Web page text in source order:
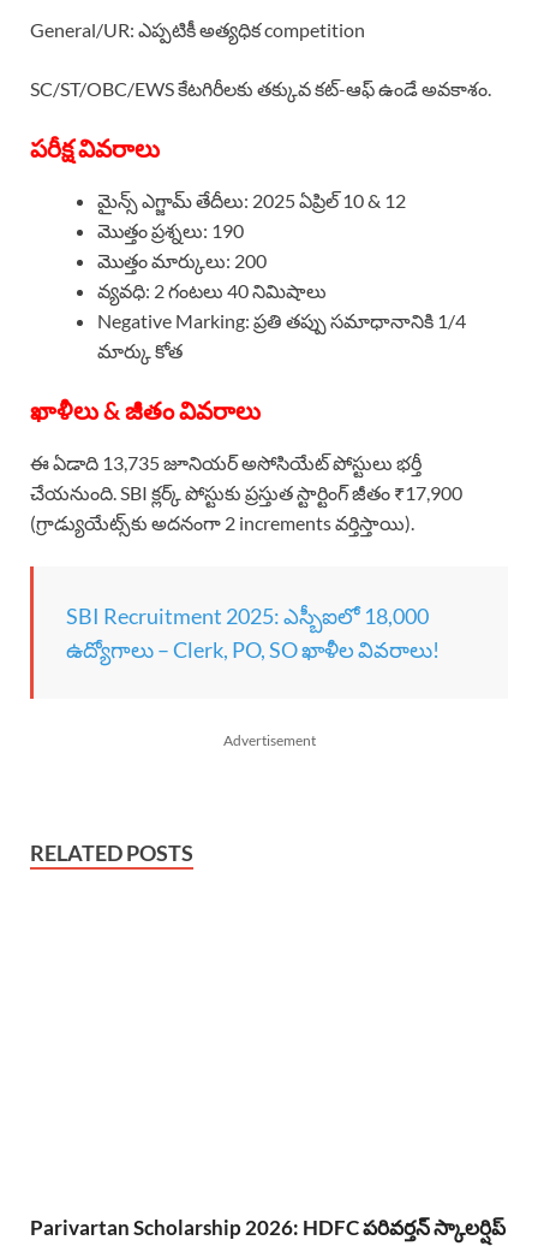
General/UR: ఎప్పటికీ అత్యధిక competition
SC/ST/OBC/EWS కేటగిరీలకు తక్కువ కట్-ఆఫ్ ఉండే అవకాశం.
పరీక్ష వివరాలు
మైన్స్ ఎగ్జామ్ తేదీలు: 2025 ఏప్రిల్ 10 & 12
మొత్తం ప్రశ్నలు: 190
మొత్తం మార్కులు: 200
వ్యవధి: 2 గంటలు 40 నిమిషాలు
Negative Marking: ప్రతి తప్పు సమాధానానికి 1/4
మార్కు కోత
ఖాళీలు & జీతం వివరాలు
ఈ ఏడాది 13,735 జూనియర్ అసోసియేట్ పోస్టులు భర్తీ
చేయనుంది. SBI క్లర్క్ పోస్టుకు ప్రస్తుత స్టార్టింగ్ జీతం ₹17,900
(గ్రాడ్యుయేట్స్‌కు అదనంగా 2 increments వర్తిస్తాయి).
SBI Recruitment 2025: ఎస్బీఐలో 18,000
ఉద్యోగాలు – Clerk, PO, SO ఖాళీల వివరాలు!
Advertisement
RELATED POSTS
Parivartan Scholarship 2026: HDFC పరివర్తన్ స్కాలర్షిప్